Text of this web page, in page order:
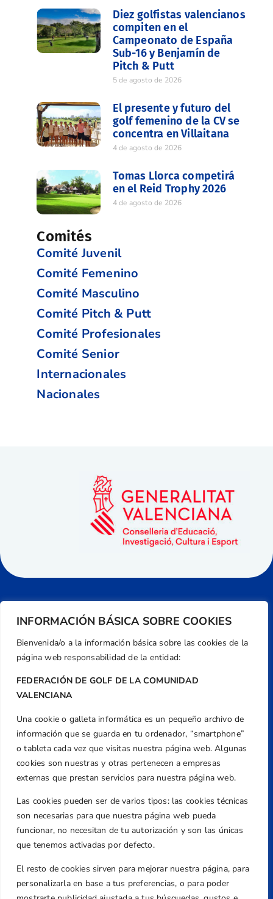
INFORMACIÓN BÁSICA SOBRE COOKIES
Bienvenida/o a la información básica sobre las cookies de la
página web responsabilidad de la entidad:
FEDERACIÓN DE GOLF DE LA COMUNIDAD
VALENCIANA
Una cookie o galleta informática es un pequeño archivo de
información que se guarda en tu ordenador, “smartphone”
o tableta cada vez que visitas nuestra página web. Algunas
cookies son nuestras y otras pertenecen a empresas
externas que prestan servicios para nuestra página web.
Las cookies pueden ser de varios tipos: las cookies técnicas
son necesarias para que nuestra página web pueda
funcionar, no necesitan de tu autorización y son las únicas
que tenemos activadas por defecto.
El resto de cookies sirven para mejorar nuestra página, para
personalizarla en base a tus preferencias, o para poder
Diez golfistas valencianos
compiten en el
Campeonato de España
Sub-16 y Benjamín de
Pitch & Putt
5 de agosto de 2026
El presente y futuro del
golf femenino de la CV se
concentra en Villaitana
4 de agosto de 2026
Tomas Llorca competirá
en el Reid Trophy 2026
4 de agosto de 2026
Comités
Comité Juvenil
Comité Femenino
Comité Masculino
Comité Pitch & Putt
Comité Profesionales
Comité Senior
Internacionales
Nacionales
Dirección
Centre de L´Esport, Carrer d'Isaac Peral i
Caballero, Nº 5, Despachos 2 y 3, 46980,
Valencia
+34 961 367 799
Email
federacion@golfcv.com
Aviso Legal
Política de Privacidad